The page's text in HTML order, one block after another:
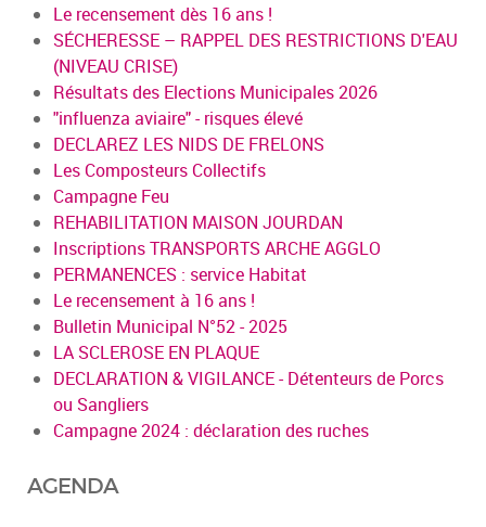
Le recensement dès 16 ans !
SÉCHERESSE – RAPPEL DES RESTRICTIONS D'EAU
(NIVEAU CRISE)
Résultats des Elections Municipales 2026
"influenza aviaire" - risques élevé
DECLAREZ LES NIDS DE FRELONS
Les Composteurs Collectifs
Campagne Feu
REHABILITATION MAISON JOURDAN
Inscriptions TRANSPORTS ARCHE AGGLO
PERMANENCES : service Habitat
Le recensement à 16 ans !
Bulletin Municipal N°52 - 2025
LA SCLEROSE EN PLAQUE
DECLARATION & VIGILANCE - Détenteurs de Porcs
ou Sangliers
Campagne 2024 : déclaration des ruches
AGENDA